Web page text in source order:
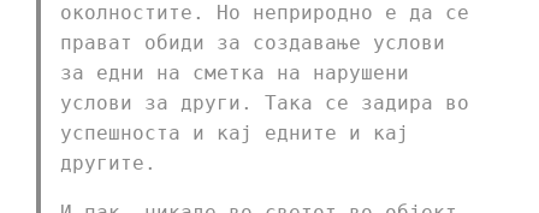
околностите. Но неприродно е да се
прават обиди за создавање услови
за едни на сметка на нарушени
услови за други. Така се задира во
успешноста и кај едните и кај
другите.